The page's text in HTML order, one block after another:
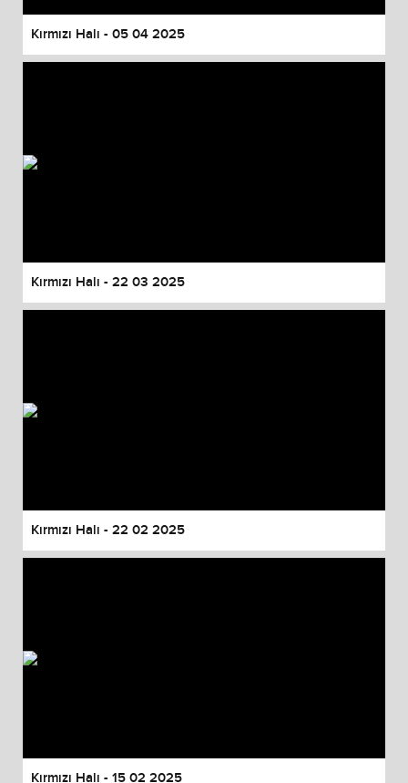
Kırmızı Halı - 05 04 2025
Kırmızı Halı - 22 03 2025
Kırmızı Halı - 22 02 2025
Kırmızı Halı - 15 02 2025